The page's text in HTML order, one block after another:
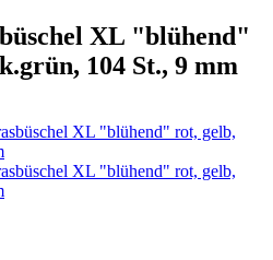
XL "blühend"
104 St., 9 mm